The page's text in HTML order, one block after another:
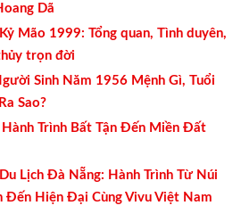
Dã
Mão 1999: Tổng quan, Tình duyên,
trọn đời
Sinh Năm 1956 Mệnh Gì, Tuổi
Sao?
Hành Trình Bất Tận Đến Miền Đất
Lịch Đà Nẵng: Hành Trình Từ Núi
Đến Hiện Đại Cùng Vivu Việt Nam